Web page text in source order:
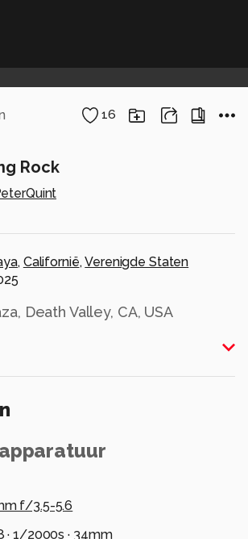
16
Rock
, Californië,Verenigde Staten
Death Valley, CA, USA
f/3.5-5.6
·1/2000s · 34mm